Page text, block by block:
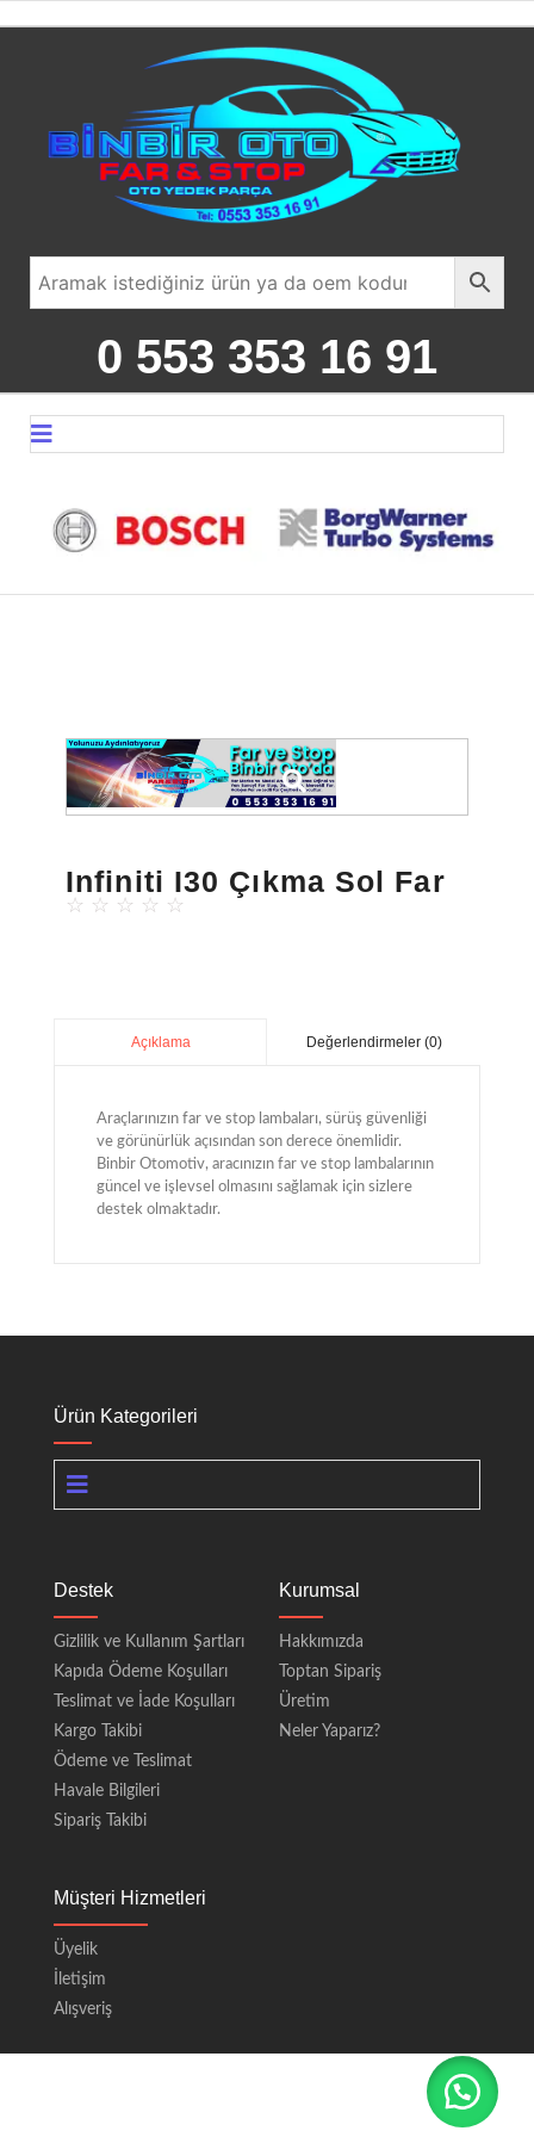
0 553 353 16 91
Infiniti I30 Çıkma Sol Far
☆ ☆ ☆ ☆ ☆
Açıklama Değerlendirmeler (0)
Araçlarınızın far ve stop lambaları, sürüş güvenliği
ve görünürlük açısından son derece önemlidir.
Binbir Otomotiv, aracınızın far ve stop lambalarının
güncel ve işlevsel olmasını sağlamak için sizlere
destek olmaktadır.
Ürün Kategorileri
Destek
Gizlilik ve Kullanım Şartları
Kapıda Ödeme Koşulları
Teslimat ve İade Koşulları
Kargo Takibi
Ödeme ve Teslimat
Havale Bilgileri
Sipariş Takibi
Kurumsal
Hakkımızda
Toptan Sipariş
Üretim
Neler Yaparız?
Müşteri Hizmetleri
Üyelik
İletişim
Alışveriş